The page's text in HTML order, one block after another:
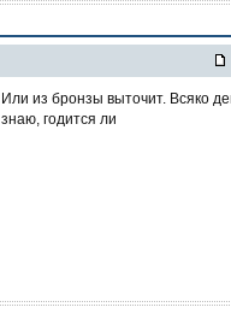
Или из бронзы выточит. Всяко
знаю, годится ли